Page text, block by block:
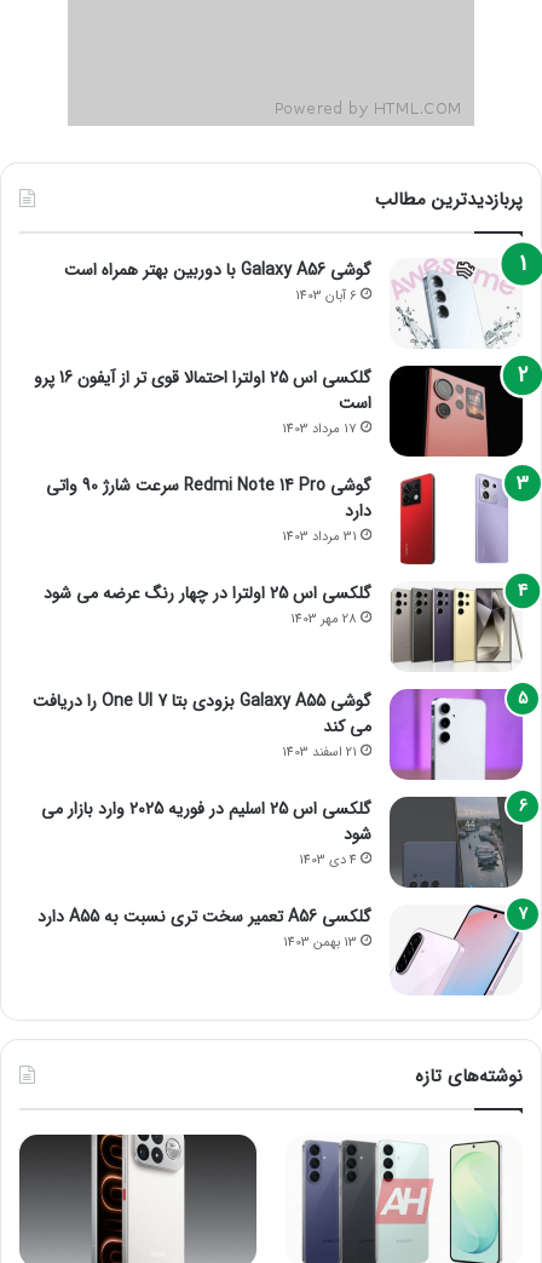
پربازدیدترین مطالب
گوشی Galaxy A56 با دوربین بهتر همراه است
6 آبان 1403
گلکسی اس 25 اولترا احتمالا قوی تر از آیفون 16 پرو
است
17 مرداد 1403
گوشی Redmi Note 14 Pro سرعت شارژ 90 واتی
دارد
31 مرداد 1403
گلکسی اس 25 اولترا در چهار رنگ عرضه می شود
28 مهر 1403
گوشی Galaxy A55 بزودی بتا One UI 7 را دریافت
می کند
21 اسفند 1403
گلکسی اس 25 اسلیم در فوریه 2025 وارد بازار می
شود
4 دی 1403
گلکسی A56 تعمیر سخت تری نسبت به A55 دارد
13 بهمن 1403
نوشته‌های تازه